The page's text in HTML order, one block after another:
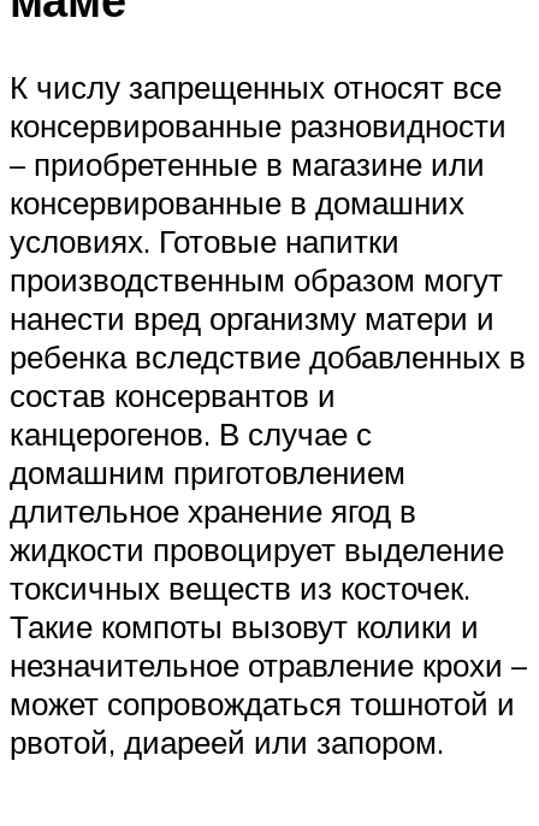
К числу запрещенных относят все
консервированные разновидности
– приобретенные в магазине или
консервированные в домашних
условиях. Готовые напитки
производственным образом могут
нанести вред организму матери и
ребенка вследствие добавленных в
состав консервантов и
канцерогенов. В случае с
домашним приготовлением
длительное хранение ягод в
жидкости провоцирует выделение
токсичных веществ из косточек.
Такие компоты вызовут колики и
незначительное отравление крохи –
может сопровождаться тошнотой и
рвотой, диареей или запором.